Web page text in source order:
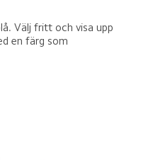
Välj fritt och visa upp
en färg som